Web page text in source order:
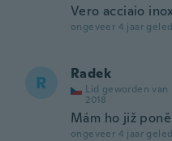
Vero acciaio
ongeveer 4 jaar
R Radek
Lid geworden van
2018
Mám ho již
ongeveer 4 jaar